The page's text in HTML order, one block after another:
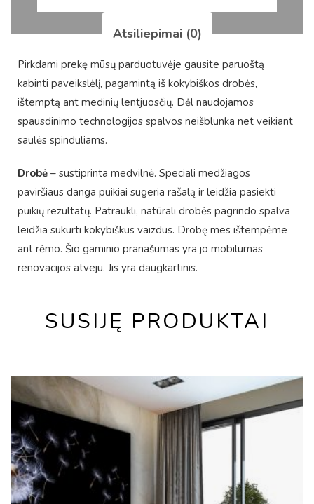
Atsiliepimai (0)
Pirkdami prekę mūsų parduotuvėje gausite paruoštą
kabinti paveikslėlį, pagamintą iš kokybiškos drobės,
ištemptą ant medinių lentjuosčių. Dėl naudojamos
spausdinimo technologijos spalvos neišblunka net veikiant
saulės spinduliams.
Drobė – sustiprinta medvilnė. Speciali medžiagos
paviršiaus danga puikiai sugeria rašalą ir leidžia pasiekti
puikių rezultatų. Patraukli, natūrali drobės pagrindo spalva
leidžia sukurti kokybiškus vaizdus. Drobę mes ištempėme
ant rėmo. Šio gaminio pranašumas yra jo mobilumas
renovacijos atveju. Jis yra daugkartinis.
SUSIJĘ PRODUKTAI